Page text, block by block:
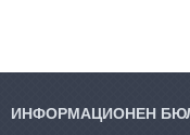
ИНФОРМАЦИОНЕН